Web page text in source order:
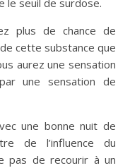
plus de chance de
cette substance que
aurez une sensation
par une sensation de
une bonne nuit de
de l’influence du
pas de recourir à un